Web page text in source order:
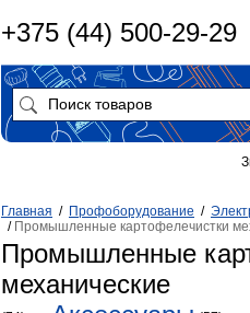
Главная / Профоборудование /
/ Промышленные картофелечистки
Промышленные
механические
+375 (44) 500-29-29